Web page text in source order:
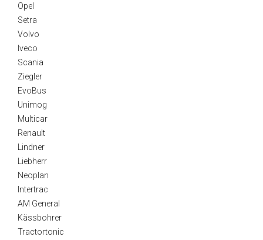
Opel
Setra
Volvo
Iveco
Scania
Ziegler
EvoBus
Unimog
Multicar
Renault
Lindner
Liebherr
Neoplan
Intertrac
AM General
Kässbohrer
Tractortonic